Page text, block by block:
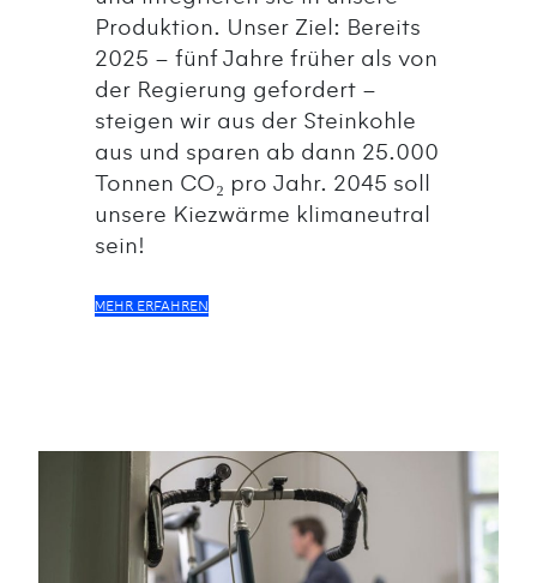
Produktion. Unser Ziel: Bereits
2025 – fünf Jahre früher als von
der Regierung gefordert –
steigen wir aus der Steinkohle
aus und sparen ab dann 25.000
Tonnen CO₂ pro Jahr. 2045 soll
unsere Kiezwärme klimaneutral
sein!
MEHR ERFAHREN